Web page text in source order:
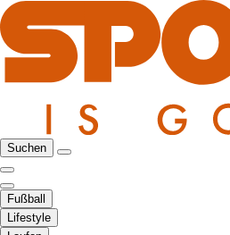
Suchen
Fußball
Lifestyle